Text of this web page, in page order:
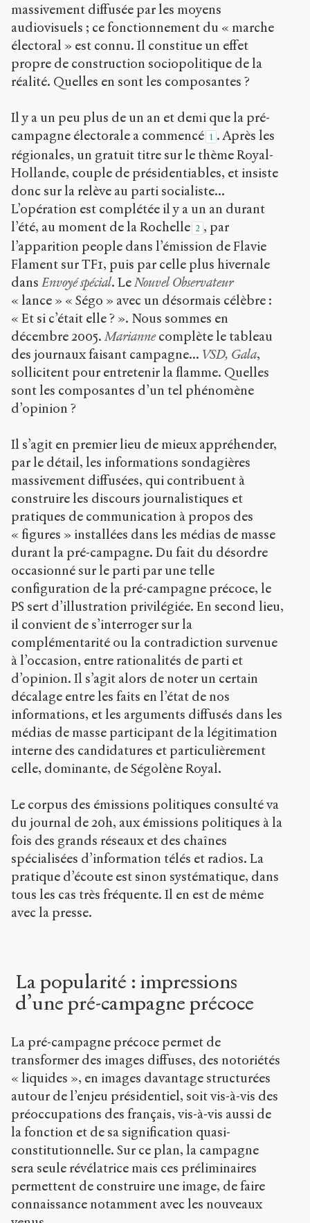
Copier la
référence
Bibtex
Creative
Commons
NonCommercial-
ShareAlike 4.0
International
(CC BY-NC-SA
4.0) Sens-Public,
2006
Accéder
à la
version
PDF
massivement diffusée par les moyens
audiovisuels ; ce fonctionnement du « marche
électoral » est connu. Il constitue un effet
propre de construction sociopolitique de la
réalité. Quelles en sont les composantes ?
Il y a un peu plus de un an et demi que la pré-
campagne électorale a commencé 1 . Après les
régionales, un gratuit titre sur le thème Royal-
Hollande, couple de présidentiables, et insiste
donc sur la relève au parti socialiste...
L’opération est complétée il y a un an durant
l’été, au moment de la Rochelle 2 , par
l’apparition people dans l’émission de Flavie
Flament sur TF1, puis par celle plus hivernale
dans Envoyé spécial. LeNouvel Observateur
« lance » « Ségo » avec un désormais célèbre :
« Et si c’était elle ? ». Nous sommes en
décembre 2005. Mariannecomplète le tableau
des journaux faisant campagne... VSD, Gala,
sollicitent pour entretenir la flamme. Quelles
sont les composantes d’un tel phénomène
d’opinion ?
Il s’agit en premier lieu de mieux appréhender,
par le détail, les informations sondagières
massivement diffusées, qui contribuent à
construire les discours journalistiques et
pratiques de communication à propos des
« figures » installées dans les médias de masse
durant la pré-campagne. Du fait du désordre
occasionné sur le parti par une telle
configuration de la pré-campagne précoce, le
PS sert d’illustration privilégiée. En second lieu,
il convient de s’interroger sur la
complémentarité ou la contradiction survenue
à l’occasion, entre rationalités de parti et
d’opinion. Il s’agit alors de noter un certain
décalage entre les faits en l’état de nos
informations, et les arguments diffusés dans les
médias de masse participant de la légitimation
interne des candidatures et particulièrement
celle, dominante, de Ségolène Royal.
Le corpus des émissions politiques consulté va
du journal de 20h, aux émissions politiques à la
fois des grands réseaux et des chaînes
spécialisées d’information télés et radios. La
pratique d’écoute est sinon systématique, dans
tous les cas très fréquente. Il en est de même
avec la presse.
La popularité : impressions
d’une pré-campagne précoce
La pré-campagne précoce permet de
transformer des images diffuses, des notoriétés
« liquides », en images davantage structurées
autour de l’enjeu présidentiel, soit vis-à-vis des
préoccupations des français, vis-à-vis aussi de
la fonction et de sa signification quasi-
constitutionnelle. Sur ce plan, la campagne
sera seule révélatrice mais ces préliminaires
permettent de construire une image, de faire
connaissance notamment avec les nouveaux